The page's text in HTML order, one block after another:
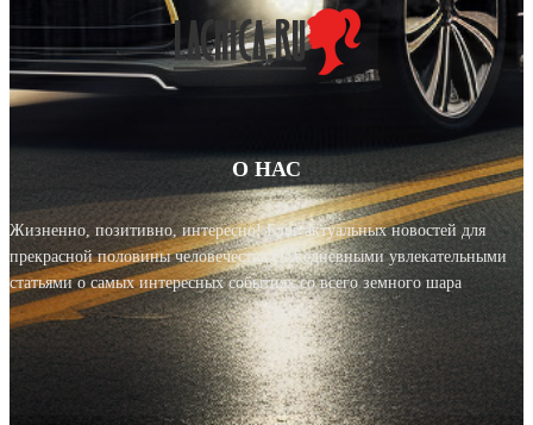
О НАС
Жизненно, позитивно, интересно! Блог актуальных новостей для
прекрасной половины человечества с ежедневными увлекательными
статьями о самых интересных событиях со всего земного шара